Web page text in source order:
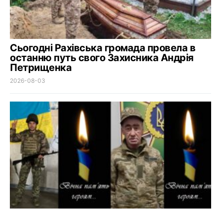
Сьогодні Рахівська громада провела в
останню путь свого Захисника Андрія
Петрищенка
2026-08-03